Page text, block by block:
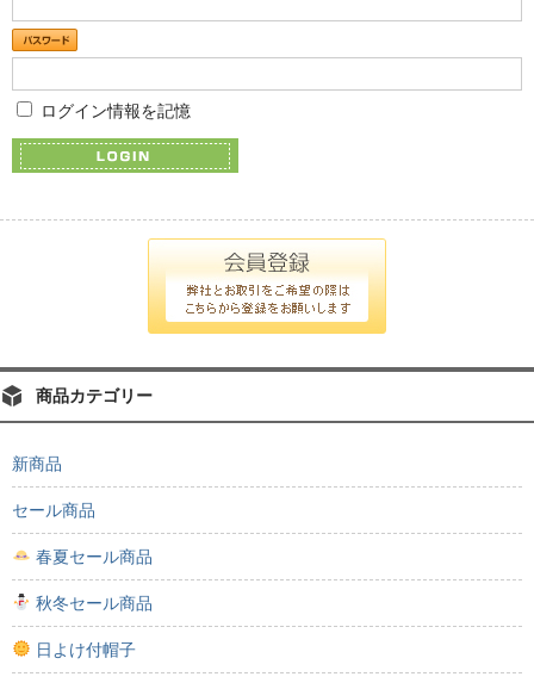
ログイン情報を記憶
商品カテゴリー
新商品
セール商品
春夏セール商品
秋冬セール商品
日よけ付帽子